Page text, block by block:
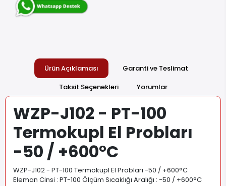
Ürün Açıklaması
Garanti ve Teslimat
Taksit Seçenekleri
Yorumlar
WZP-J102 - PT-100
Termokupl El Probları
-50 / +600°C
WZP-J102 - PT-100 Termokupl El Probları -50 / +600°C
Eleman Cinsi : PT-100 Ölçüm Sıcaklığı Aralığı : -50 / +600°C